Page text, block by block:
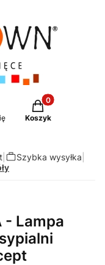
Produkty w
Koszyk
| Szybka wysyłka
- Lampa